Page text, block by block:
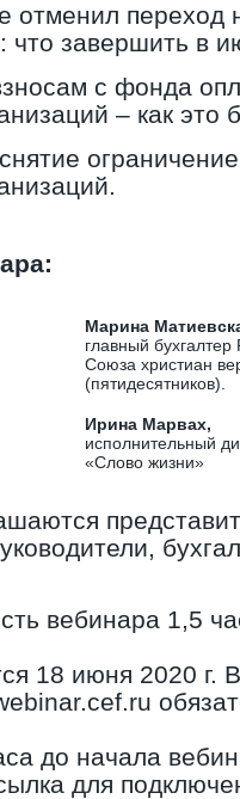
переход
что завершить в
с фонда
– как это
ограничение
Марина
главный
Союза христиан
(пятидесятников).
Ирина Марвах,
исполнительный
«Слово жизни»
вебинара 1,5
18 июня 2020 г.
до начала
для